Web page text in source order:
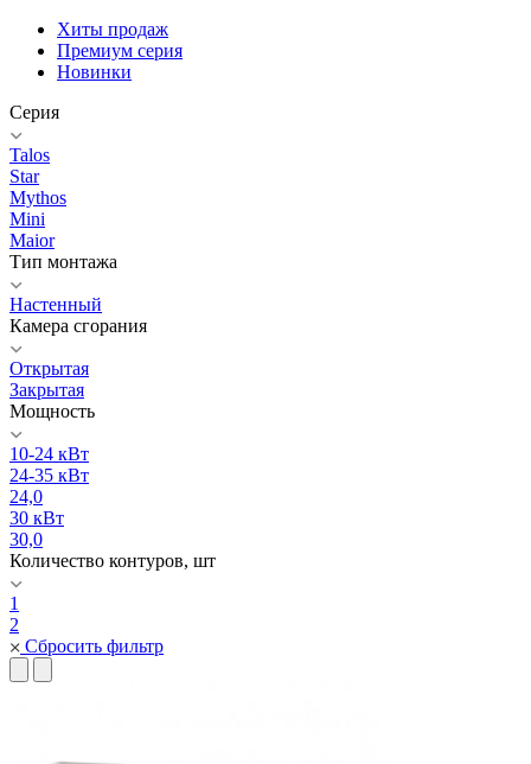
Хиты продаж
Премиум серия
Новинки
Серия
Talos
Star
Mythos
Mini
Maior
Тип монтажа
Настенный
Камера сгорания
Открытая
Закрытая
Мощность
10-24 кВт
24-35 кВт
24,0
30 кВт
30,0
Количество контуров, шт
1
2
Сбросить фильтр